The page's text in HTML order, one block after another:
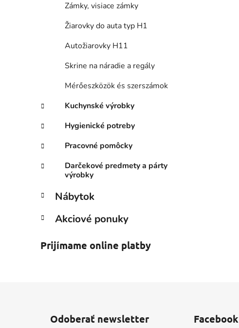
Zámky, visiace zámky
Žiarovky do auta typ H1
Autožiarovky H11
Skrine na náradie a regály
Mérőeszközök és szerszámok
Kuchynské výrobky
Hygienické potreby
Pracovné pomôcky
Darčekové predmety a párty
výrobky
Nábytok
Akciové ponuky
Prijímame online platby
Odoberať newsletter Facebook